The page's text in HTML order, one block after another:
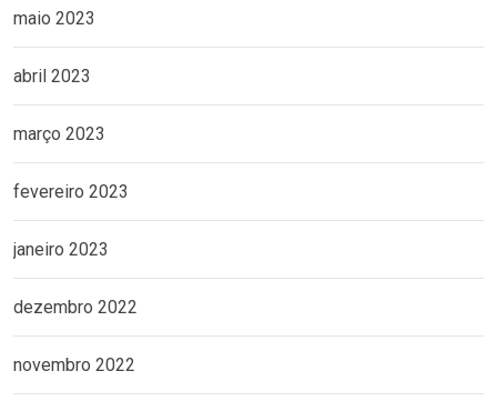
maio 2023
abril 2023
março 2023
fevereiro 2023
janeiro 2023
dezembro 2022
novembro 2022